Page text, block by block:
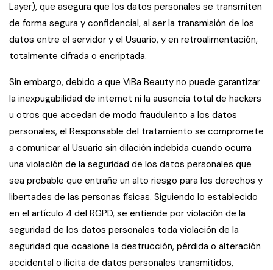
Layer), que asegura que los datos personales se transmiten
de forma segura y confidencial, al ser la transmisión de los
datos entre el servidor y el Usuario, y en retroalimentación,
totalmente cifrada o encriptada.
Sin embargo, debido a que ViBa Beauty no puede garantizar
la inexpugabilidad de internet ni la ausencia total de hackers
u otros que accedan de modo fraudulento a los datos
personales, el Responsable del tratamiento se compromete
a comunicar al Usuario sin dilación indebida cuando ocurra
una violación de la seguridad de los datos personales que
sea probable que entrañe un alto riesgo para los derechos y
libertades de las personas físicas. Siguiendo lo establecido
en el artículo 4 del RGPD, se entiende por violación de la
seguridad de los datos personales toda violación de la
seguridad que ocasione la destrucción, pérdida o alteración
accidental o ilícita de datos personales transmitidos,